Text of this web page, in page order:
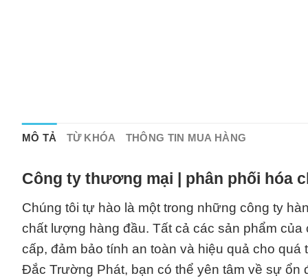
MÔ TẢ TỪ KHÓA THÔNG TIN MUA HÀNG
Công ty thương mại | phân phối hóa
Chúng tôi tự hào là một trong những công ty
chất lượng hàng đầu. Tất cả các sản phẩm
cấp, đảm bảo tính an toàn và hiệu quả cho
Đắc Trường Phát, bạn có thể yên tâm về sự ổn